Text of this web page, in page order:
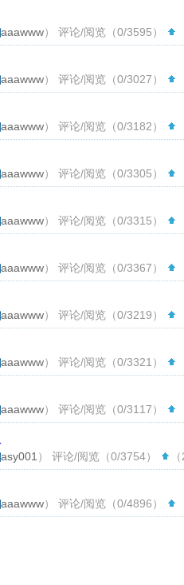
aaawww） 评论/阅览（0/3595）
aaawww） 评论/阅览（0/3027）
aaawww） 评论/阅览（0/3182）
aaawww） 评论/阅览（0/3305）
aaawww） 评论/阅览（0/3315）
aaawww） 评论/阅览（0/3367）
aaawww） 评论/阅览（0/3219）
aaawww） 评论/阅览（0/3321）
aaawww） 评论/阅览（0/3117）
asy001 ） 评论/阅览（0/3754）
aaawww） 评论/阅览（0/4896）